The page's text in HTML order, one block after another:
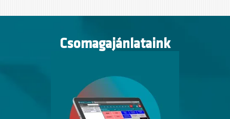
Csomagajánlataink